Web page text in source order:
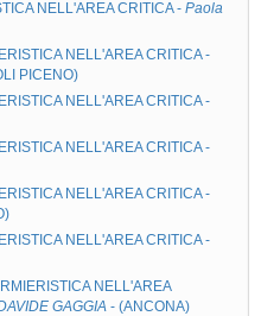
NELL'AREA CRITICA- Paola
NELL'AREA CRITICA-
PICENO)
NELL'AREA CRITICA-
NELL'AREA CRITICA-
NELL'AREA CRITICA-
NELL'AREA CRITICA-
NELL'AREA
GAGGIA - (ANCONA)